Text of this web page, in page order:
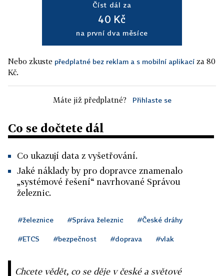
Číst dál za
40 Kč
na první dva měsíce
Nebo zkuste předplatné bez reklam a s mobilní aplikací za 80
Kč.
Máte již předplatné? Přihlaste se
Co se dočtete dál
Co ukazují data z vyšetřování.
Jaké náklady by pro dopravce znamenalo
„systémové řešení“ navrhované Správou
železnic.
#železnice #Správa železnic #České dráhy
#ETCS #bezpečnost #doprava #vlak
Chcete vědět, co se děje v české a světové